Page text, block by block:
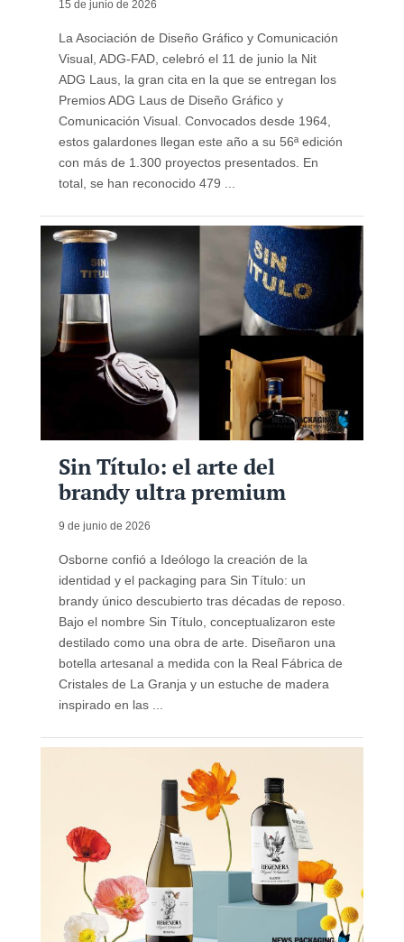
15 de junio de 2026
La Asociación de Diseño Gráfico y Comunicación
Visual, ADG-FAD, celebró el 11 de junio la Nit
ADG Laus, la gran cita en la que se entregan los
Premios ADG Laus de Diseño Gráfico y
Comunicación Visual. Convocados desde 1964,
estos galardones llegan este año a su 56ª edición
con más de 1.300 proyectos presentados. En
total, se han reconocido 479 ...
Sin Título: el arte del
brandy ultra premium
9 de junio de 2026
Osborne confió a Ideólogo la creación de la
identidad y el packaging para Sin Título: un
brandy único descubierto tras décadas de reposo.
Bajo el nombre Sin Título, conceptualizaron este
destilado como una obra de arte. Diseñaron una
botella artesanal a medida con la Real Fábrica de
Cristales de La Granja y un estuche de madera
inspirado en las ...